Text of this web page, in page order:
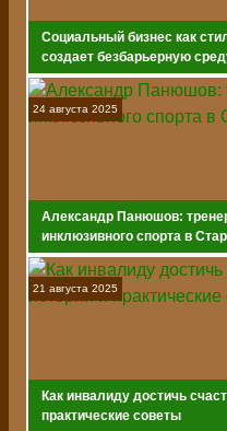
Социальный бизнес как
создает безбарьерную
вездеходы
24 августа 2025
Александр Панюшов:
инклюзивного спорта в
21 августа 2025
Как инвалиду достичь
практические советы